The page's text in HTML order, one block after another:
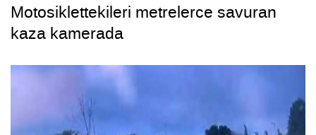
Motosiklettekileri metrelerce savuran
kaza kamerada